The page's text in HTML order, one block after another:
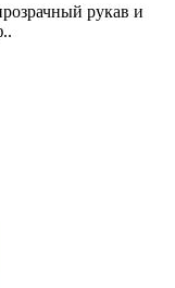
рукав и